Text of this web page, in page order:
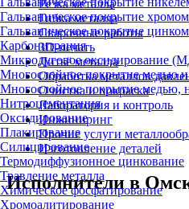
Гальваническое покрытие
Гальваническое покрытие
Карбонитрация
Микродуговое оксидирование
Многослойное покрытие медью
Многослойное покрытие медью,
Нитроцементация
Оксидирование
Плакирование
Силицирование
Термодиффузионное цинкование
Травление металла
Химическое фосфатирование
Хромоалитирование
Резка металла
Гибка металла
Сварочные работы
3D-печать
Литьё металла
Обработка металлов
Очистка и покраска
Лаборатория и контроль
Инжиниринг
Прочие услуги
Изготовление деталей
Исполнители в